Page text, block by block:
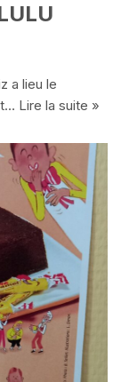
a lieu le
Lire la suite »